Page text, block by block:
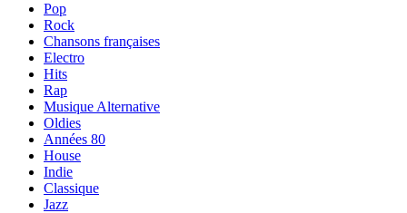
Pop
Rock
Chansons françaises
Electro
Hits
Rap
Musique Alternative
Oldies
Années 80
House
Indie
Classique
Jazz